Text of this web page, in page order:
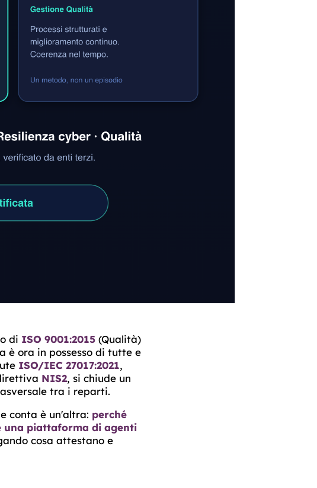
di ISO 9001:2015 (Qualità)
è ora in possesso di tutte e
ISO/IEC 27017:2021,
NIS2, si chiude un
tra i reparti.
conta è un'altra: perché
una piattaforma di agenti
cosa attestano e